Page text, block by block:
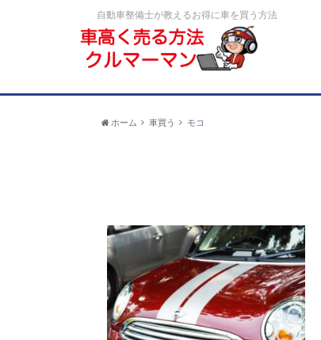
自動車整備士が教えるお得に車を買う方法
ホーム 車買う モコ